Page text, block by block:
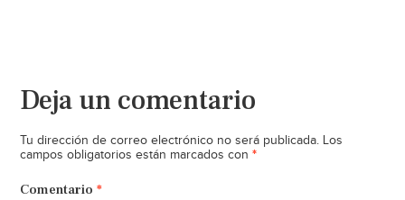
Deja un comentario
Tu dirección de correo electrónico no será publicada. Los
campos obligatorios están marcados con *
Comentario *